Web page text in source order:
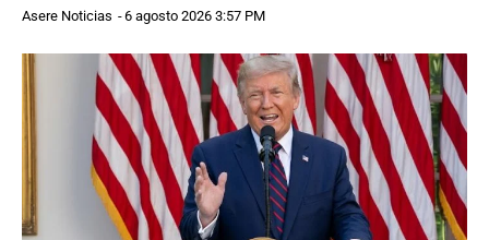
Asere Noticias -6 agosto 2026 3:57 PM